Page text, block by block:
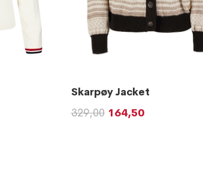
Skarpøy Jacket
329,00 164,50